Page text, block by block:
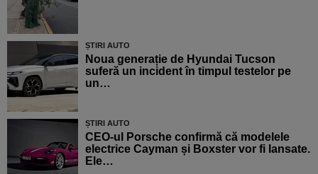
ȘTIRI AUTO
Noua generație de Hyundai Tucson
suferă un incident în timpul testelor pe
un…
ȘTIRI AUTO
CEO-ul Porsche confirmă că modelele
electrice Cayman și Boxster vor fi lansate.
Ele…